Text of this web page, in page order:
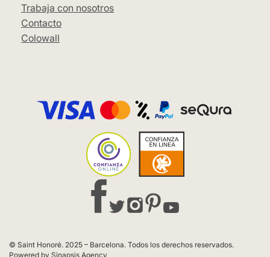
© Saint Honoré. 2025 – Barcelona. Todos los derechos reservados.
Powered by Sinapsis Agency
Trabaja con nosotros
Contacto
Colowall